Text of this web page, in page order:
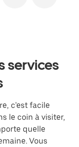
services
c'est facile
le coin à visiter,
quelle
Vous